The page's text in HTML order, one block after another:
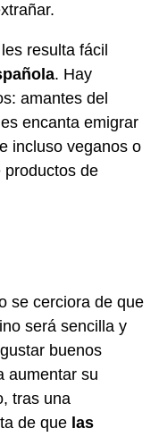
resulta fácil
. Hay
amantes del
encanta emigrar
incluso veganos o
productos de
se cerciora de que
será sencilla y
buenos
aumentar su
tras una
de que las